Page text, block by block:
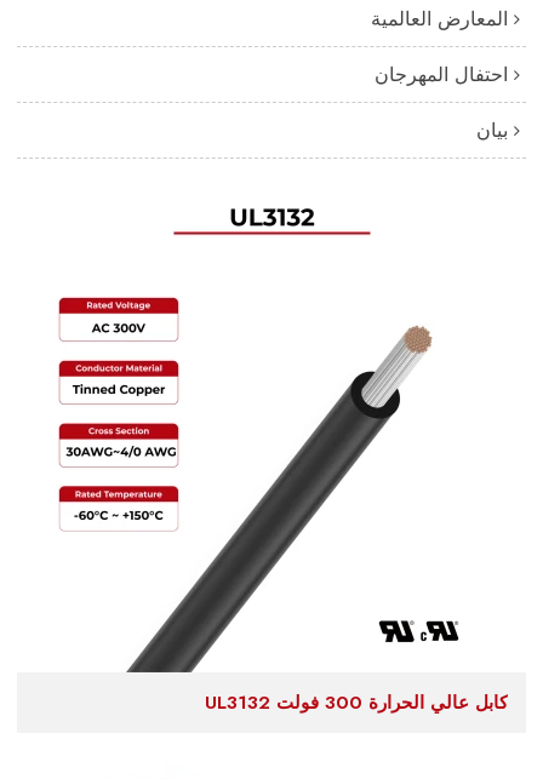
المعارض العالمية
احتفال المهرجان
بيان
كابل عالي الحرارة 300 فولت UL3132